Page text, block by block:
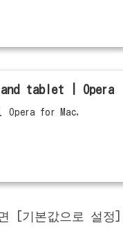
and tablet | Opera
Opera for Mac,
[기본값으로 설정]